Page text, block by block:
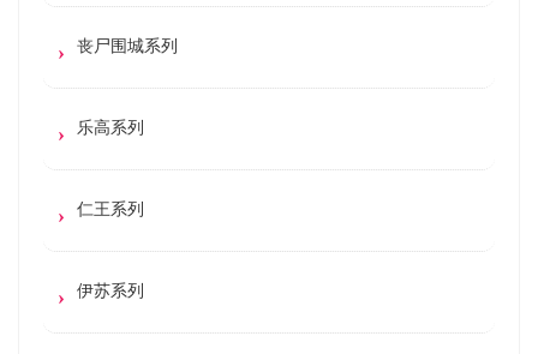
丧尸围城系列
乐高系列
仁王系列
伊苏系列